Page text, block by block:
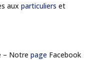
aux particuliers et
– Notre page Facebook